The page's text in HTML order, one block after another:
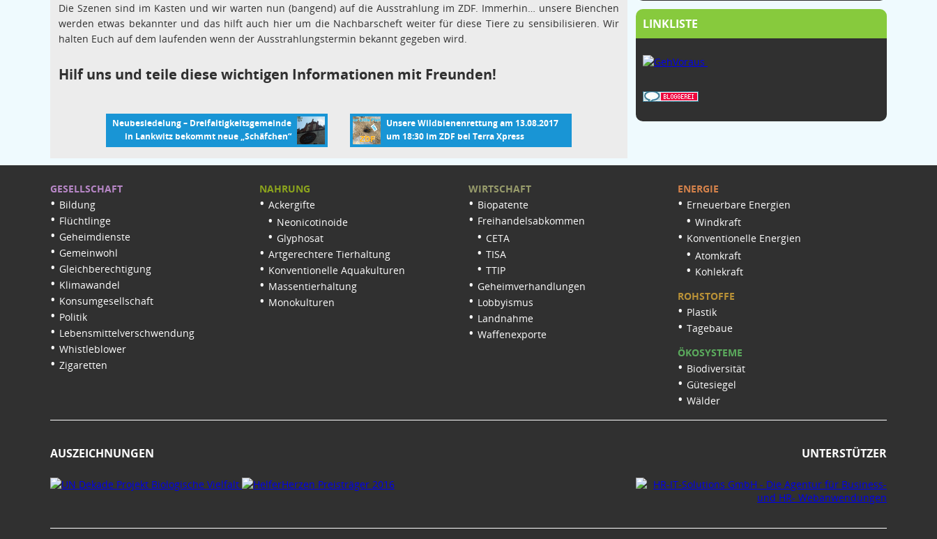
Die Szenen sind im Kasten und wir warten nun (bangend) auf die Ausstrahlung im ZDF. Immerhin… unsere Bienchen
werden etwas bekannter und das hilft auch hier um die Nachbarscheft weiter für diese Tiere zu sensibilisieren. Wir
halten Euch auf dem laufenden wenn der Ausstrahlungstermin bekannt gegeben wird.
Hilf uns und teile diese wichtigen Informationen mit Freunden!
Neubesiedelung – Dreifaltigkeitsgemeinde
in Lankwitz bekommt neue „Schäfchen“
Unsere Wildbienenrettung am 13.08.2017
um 18:30 im ZDF bei Terra Xpress
LINKLISTE
GESELLSCHAFT
Bildung
Flüchtlinge
Geheimdienste
Gemeinwohl
Gleichberechtigung
Klimawandel
Konsumgesellschaft
Politik
Lebensmittelverschwendung
Whistleblower
Zigaretten
NAHRUNG
Ackergifte
Neonicotinoide
Glyphosat
Artgerechtere Tierhaltung
Konventionelle Aquakulturen
Massentierhaltung
Monokulturen
WIRTSCHAFT
Biopatente
Freihandelsabkommen
CETA
TISA
TTIP
Geheimverhandlungen
Lobbyismus
Landnahme
Waffenexporte
ENERGIE
Erneuerbare Energien
Windkraft
Konventionelle Energien
Atomkraft
Kohlekraft
ROHSTOFFE
Plastik
Tagebaue
ÖKOSYSTEME
Biodiversität
Gütesiegel
Wälder
AUSZEICHNUNGEN UNTERSTÜTZER